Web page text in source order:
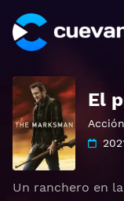
El
Acción
Un ranchero en